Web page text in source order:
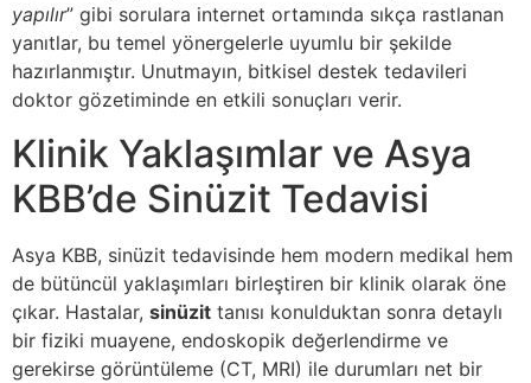
yapılır” gibi sorulara internet ortamında sıkça rastlanan
yanıtlar, bu temel yönergelerle uyumlu bir şekilde
hazırlanmıştır. Unutmayın, bitkisel destek tedavileri
doktor gözetiminde en etkili sonuçları verir.
Klinik Yaklaşımlar ve Asya
KBB’de Sinüzit Tedavisi
Asya KBB, sinüzit tedavisinde hem modern medikal hem
de bütüncül yaklaşımları birleştiren bir klinik olarak öne
çıkar. Hastalar, sinüzit tanısı konulduktan sonra detaylı
bir fiziki muayene, endoskopik değerlendirme ve
gerekirse görüntüleme (CT, MRI) ile durumları net bir